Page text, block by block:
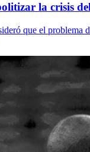
la crisis
que el problema